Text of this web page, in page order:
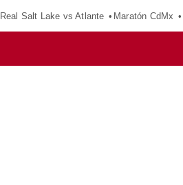
Real Salt Lake vs Atlante Maratón CdMx